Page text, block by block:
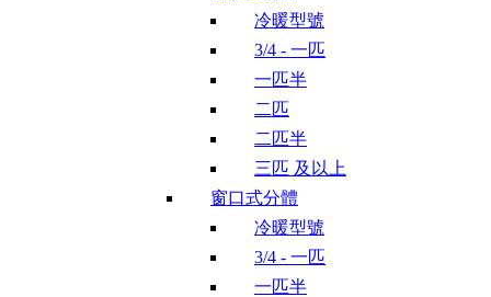
冷暖型號
3/4 - 一匹
一匹半
二匹
二匹半
三匹 及以上
窗口式分體
冷暖型號
3/4 - 一匹
一匹半